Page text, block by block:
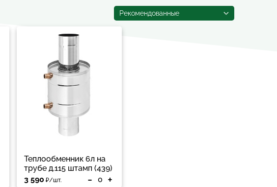
develop@rusles-35.ru
Рекомендованные
Теплообменник 6л на
трубе д.115 штамп (439)
3 590 ₽/шт. - +